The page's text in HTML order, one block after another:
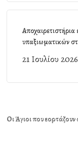
υπαξιωματικών
21 Ιουλίου 2026
Οι Άγιοι που